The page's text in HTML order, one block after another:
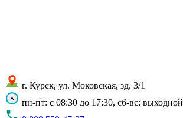
г. Курск, ул. Моковская, зд. 3/1
пн-пт: с 08:30 до 17:30, сб-вс: выходной